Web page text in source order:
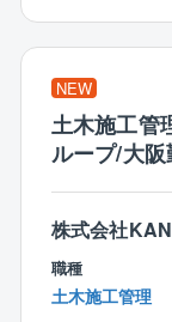
マルチテナン
■マリコンとし
を建築にも応
安心を提供す
など）にリソ
図っています。
■現場でのBIM
NEW
土木施工管
ループ/大阪
株式会社
職種
土木施工管理